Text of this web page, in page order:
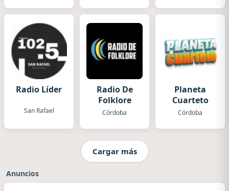
Radio Líder
San Rafael
Radio De
Folklore
Córdoba
Planeta
Cuarteto
Córdoba
Cargar más
Anuncios